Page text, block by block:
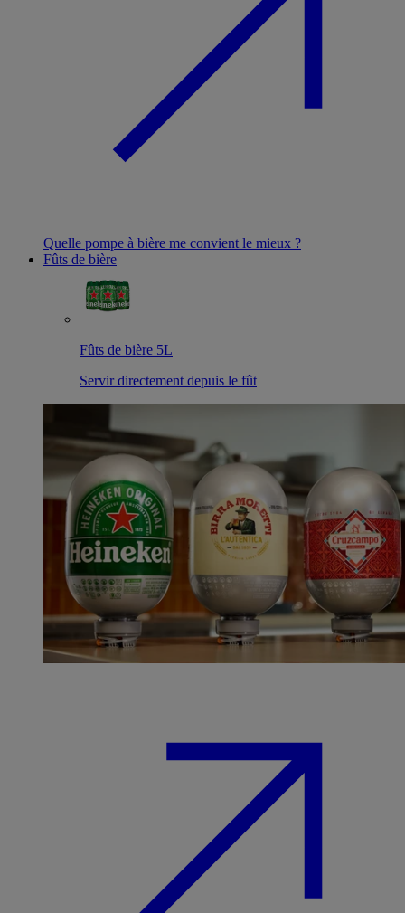
Quelle pompe à bière me convient le mieux ?
Fûts de bière
Fûts de bière 5L
Servir directement depuis le fût